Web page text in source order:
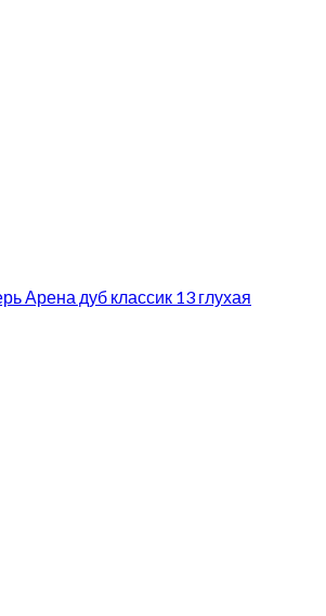
Арена дуб классик 13 глухая